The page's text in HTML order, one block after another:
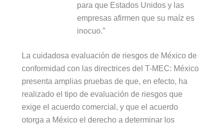
para que Estados Unidos y las
empresas afirmen que su maíz es
inocuo.”
La cuidadosa evaluación de riesgos de México de
conformidad con las directrices del T-MEC: México
presenta amplias pruebas de que, en efecto, ha
realizado el tipo de evaluación de riesgos que
exige el acuerdo comercial, y que el acuerdo
otorga a México el derecho a determinar los